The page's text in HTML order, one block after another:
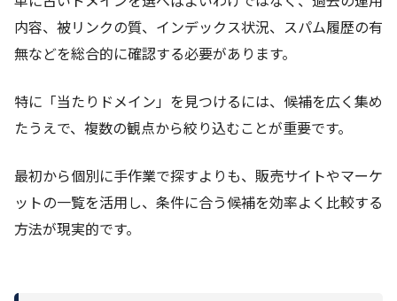
内容、被リンクの質、インデックス状況、スパム履歴の有
無などを総合的に確認する必要があります。
特に「当たりドメイン」を見つけるには、候補を広く集め
たうえで、複数の観点から絞り込むことが重要です。
最初から個別に手作業で探すよりも、販売サイトやマーケ
ットの一覧を活用し、条件に合う候補を効率よく比較する
方法が現実的です。